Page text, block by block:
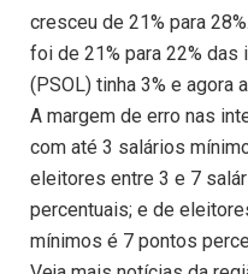
cresceu de 21% para
foi de 21% para 22% das
(PSOL) tinha 3% e agora
A margem de erro nas
com até 3 salários
eleitores entre 3 e 7
percentuais; e de
mínimos é 7 pontos